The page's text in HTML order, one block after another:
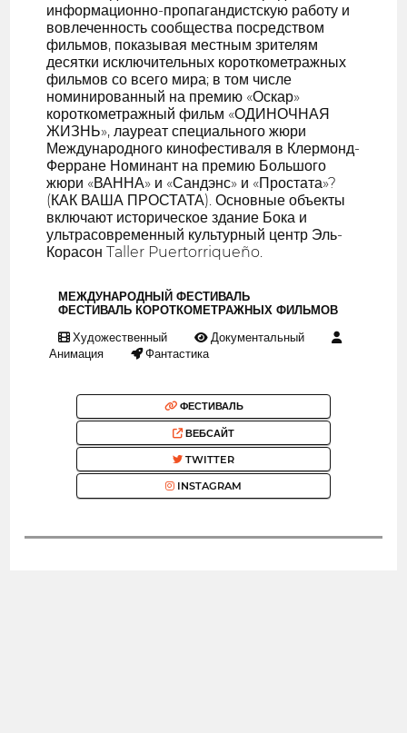
информационно-пропагандистскую работу и
вовлеченность сообщества посредством
фильмов, показывая местным зрителям
десятки исключительных короткометражных
фильмов со всего мира; в том числе
номинированный на премию «Оскар»
короткометражный фильм «ОДИНОЧНАЯ
ЖИЗНЬ», лауреат специального жюри
Международного кинофестиваля в Клермонд-
Ферране Номинант на премию Большого
жюри «ВАННА» и «Сандэнс» и «Простата»?
(КАК ВАША ПРОСТАТА). Основные объекты
включают историческое здание Бока и
ультрасовременный культурный центр Эль-
Корасон Taller Puertorriqueño.
МЕЖДУНАРОДНЫЙ ФЕСТИВАЛЬ
ФЕСТИВАЛЬ КОРОТКОМЕТРАЖНЫХ ФИЛЬМОВ
Художественный
Документальный
Анимация
Фантастика
ФЕСТИВАЛЬ
ВЕБСАЙТ
TWITTER
INSTAGRAM